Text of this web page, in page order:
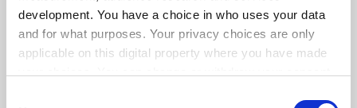
development. You have a choice in who uses your data
and for what purposes. Your privacy choices are only
applicable on this digital property where you have made
KLANTVERHALEN
Lees de ervaringen van onze
tevreden klanten